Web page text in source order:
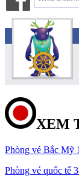
XEM
Phòng vé Bắc Mỹ
Phòng vé quốc tế